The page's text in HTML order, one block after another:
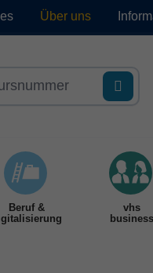
Über uns
Beruf &
vhs
business